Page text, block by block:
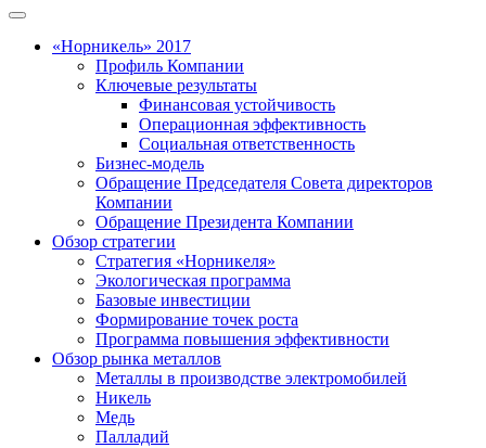
«Норникель» 2017
Профиль Компании
Ключевые результаты
Финансовая устойчивость
Операционная эффективность
Социальная ответственность
Бизнес-модель
Обращение Председателя Совета директоров
Компании
Обращение Президента Компании
Обзор стратегии
Стратегия «Норникеля»
Экологическая программа
Базовые инвестиции
Формирование точек роста
Программа повышения эффективности
Обзор рынка металлов
Металлы в производстве электромобилей
Никель
Медь
Палладий